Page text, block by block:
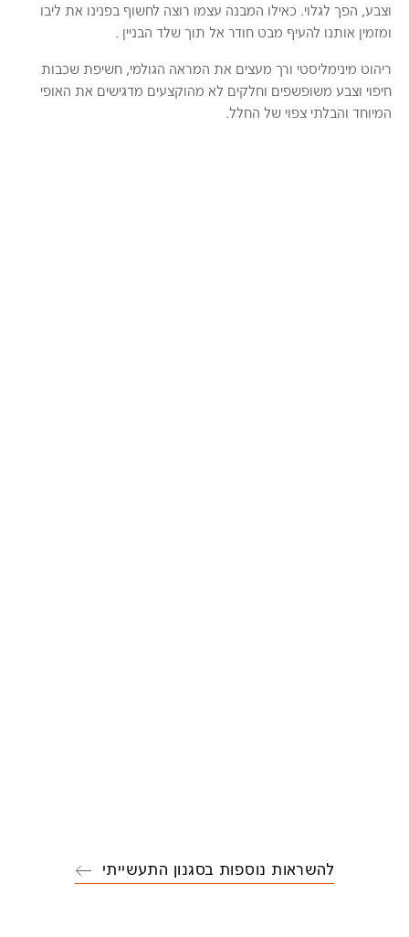
וצבע, הפך לגלוי. כאילו המבנה עצמו רוצה לחשוף בפנינו את ליבו
ומזמין אותנו להעיף מבט חודר אל תוך שלד הבניין .
ריהוט מינימליסטי ורך מעצים את המראה הגולמי, חשיפת שכבות
חיפוי וצבע משופשפים וחלקים לא מהוקצעים מדגישים את האופי
המיוחד והבלתי צפוי של החלל.
להשראות נוספות בסגנון התעשייתי